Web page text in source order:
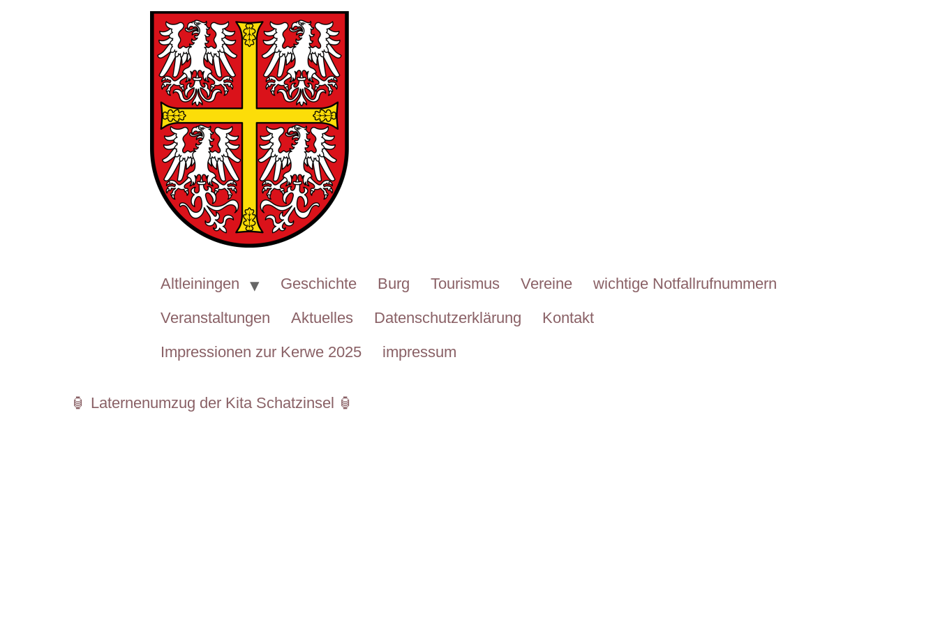
Altleiningen Geschichte Burg Tourismus Vereine
wichtige Notfallrufnummern
Veranstaltungen
Aktuelles Datenschutzerklärung
Kontakt
Impressionen zur Kerwe 2025
impressum
🏮 Laternenumzug der Kita Schatzinsel 🏮